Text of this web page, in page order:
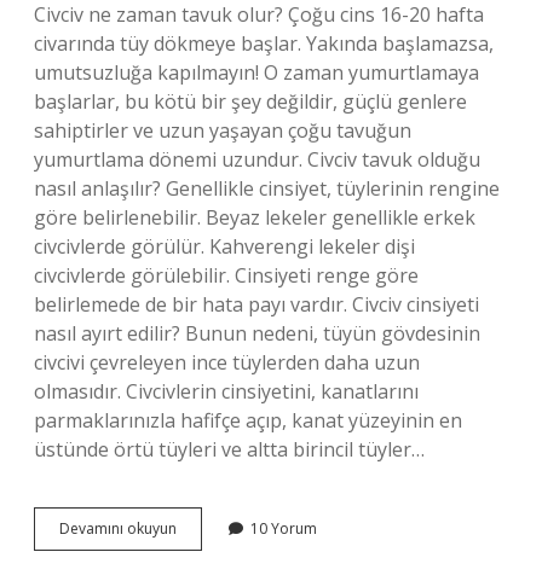
Civciv ne zaman tavuk olur? Çoğu cins 16-20 hafta
civarında tüy dökmeye başlar. Yakında başlamazsa,
umutsuzluğa kapılmayın! O zaman yumurtlamaya
başlarlar, bu kötü bir şey değildir, güçlü genlere
sahiptirler ve uzun yaşayan çoğu tavuğun
yumurtlama dönemi uzundur. Civciv tavuk olduğu
nasıl anlaşılır? Genellikle cinsiyet, tüylerinin rengine
göre belirlenebilir. Beyaz lekeler genellikle erkek
civcivlerde görülür. Kahverengi lekeler dişi
civcivlerde görülebilir. Cinsiyeti renge göre
belirlemede de bir hata payı vardır. Civciv cinsiyeti
nasıl ayırt edilir? Bunun nedeni, tüyün gövdesinin
civcivi çevreleyen ince tüylerden daha uzun
olmasıdır. Civcivlerin cinsiyetini, kanatlarını
parmaklarınızla hafifçe açıp, kanat yüzeyinin en
üstünde örtü tüyleri ve altta birincil tüyler…
Devamını okuyun
Tavuk
10 Yorum